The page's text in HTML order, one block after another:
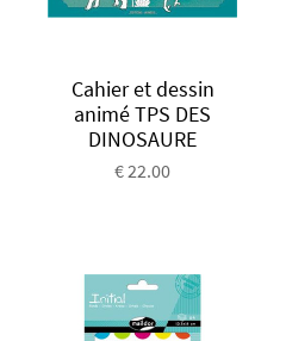
Cahier et dessin
animé TPS DES
DINOSAURE
€ 22.00